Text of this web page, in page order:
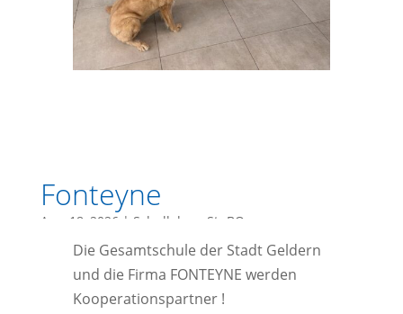
Fonteyne
Apr. 18, 2026 | Schulleben StuBO
Die Gesamtschule der Stadt Geldern
und die Firma FONTEYNE werden
Kooperationspartner !